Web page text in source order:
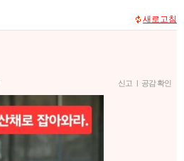
새로고침
신고 | 공감 확인